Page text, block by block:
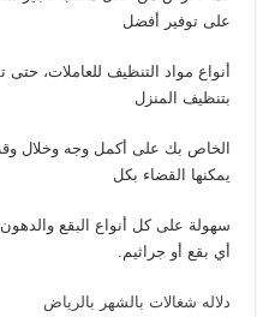
على توفير أفضل
أنواع مواد التنظيف للعاملات،
بتنظيف المنزل
الخاص بك على أكمل وجه وخلال
يمكنها القضاء بكل
سهولة على كل أنواع البقع
أي بقع أو جراثيم.
دلاله شغالات بالشهر بالرياض